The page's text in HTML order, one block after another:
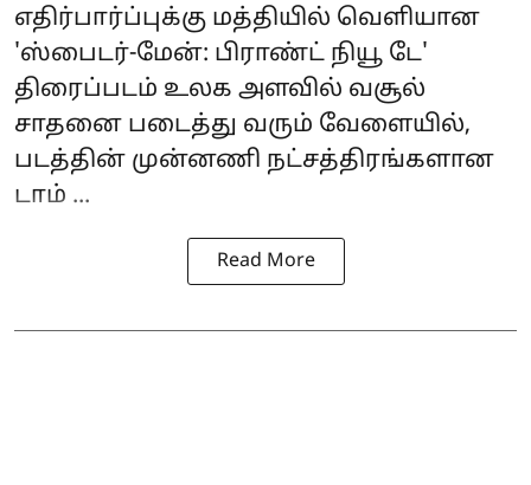
எதிர்பார்ப்புக்கு மத்தியில் வெளியான
'ஸ்பைடர்-மேன்: பிராண்ட் நியூ டே'
திரைப்படம் உலக அளவில் வசூல்
சாதனை படைத்து வரும் வேளையில்,
படத்தின் முன்னணி நட்சத்திரங்களான
டாம் ...
Read More